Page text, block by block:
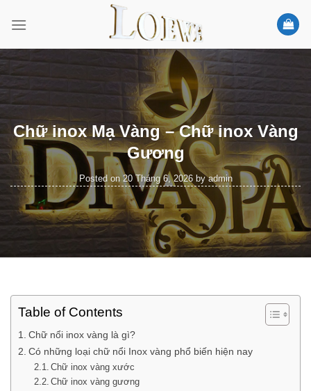
Chữ inox Mạ Vàng – Chữ inox Vàng
Gương
Posted on20 Tháng 6, 2026byadmin
Table of Contents
Chữ nổi inox vàng là gì?
Có những loại chữ nổi Inox vàng phổ biến hiện nay
Chữ inox vàng xước
Chữ inox vàng gương